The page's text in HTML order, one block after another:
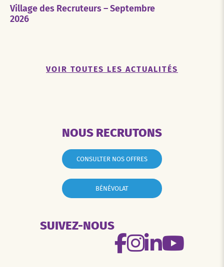
Village des Recruteurs – Septembre
2026
VOIR TOUTES LES ACTUALITÉS
NOUS RECRUTONS
CONSULTER NOS OFFRES
BÉNÉVOLAT
SUIVEZ-NOUS